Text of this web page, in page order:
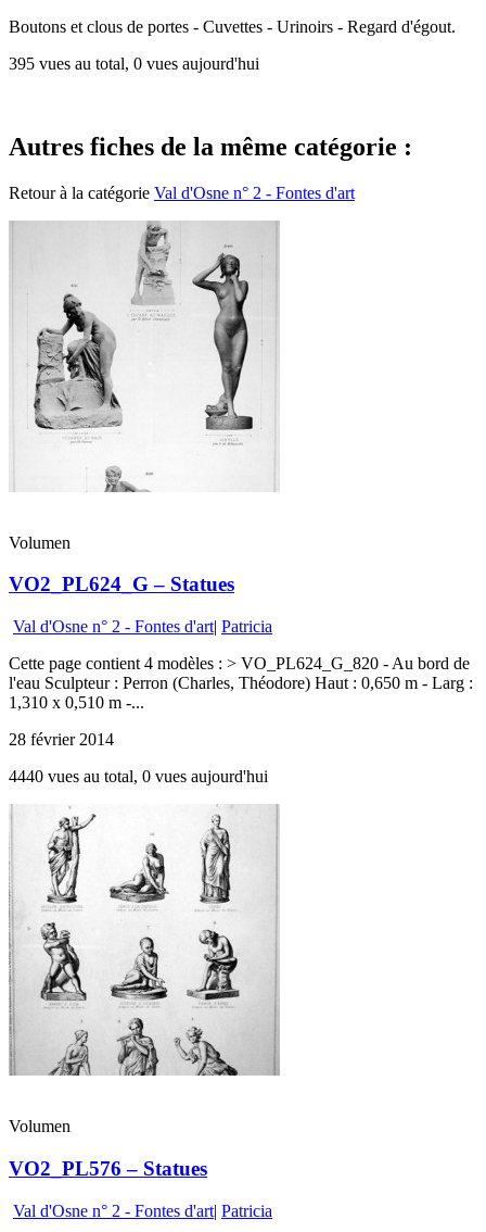
Boutons et clous de portes - Cuvettes - Urinoirs - Regard d'égout.
395 vues au total, 0 vues aujourd'hui
Autres fiches de la même catégorie :
Retour à la catégorie Val d'Osne n° 2 - Fontes d'art
Volumen
VO2_PL624_G – Statues
Val d'Osne n° 2 - Fontes d'art| Patricia
Cette page contient 4 modèles : > VO_PL624_G_820 - Au bord de
l'eau Sculpteur : Perron (Charles, Théodore) Haut : 0,650 m - Larg :
1,310 x 0,510 m -...
28 février 2014
4440 vues au total, 0 vues aujourd'hui
Volumen
VO2_PL576 – Statues
Val d'Osne n° 2 - Fontes d'art| Patricia